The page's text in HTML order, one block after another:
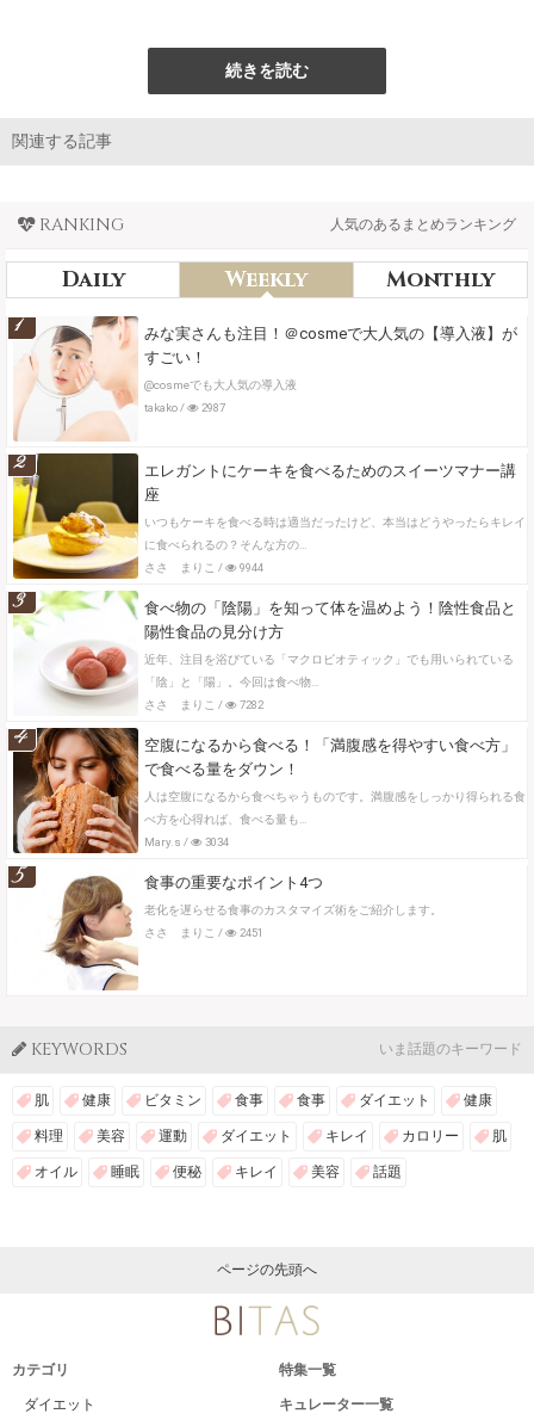
続きを読む
関連する記事
RANKING 人気のあるまとめランキング
Daily Weekly Monthly
1
みな実さんも注目！＠cosmeで大人気の【導入液】が
すごい！
@cosmeでも大人気の導入液
takako/ 2987
2
エレガントにケーキを食べるためのスイーツマナー講
座
いつもケーキを食べる時は適当だったけど、本当はどうやったらキレイ
に食べられるの？そんな方の…
ささ まりこ / 9944
3
食べ物の「陰陽」を知って体を温めよう！陰性食品と
陽性食品の見分け方
近年、注目を浴びている「マクロビオティック」でも用いられている
「陰」と「陽」。今回は食べ物…
ささ まりこ / 7282
4
空腹になるから食べる！「満腹感を得やすい食べ方」
で食べる量をダウン！
人は空腹になるから食べちゃうものです。満腹感をしっかり得られる食
べ方を心得れば、食べる量も…
Mary.s / 3034
5 食事の重要なポイント4つ
老化を遅らせる食事のカスタマイズ術をご紹介します。
ささ まりこ / 2451
KEYWORDS いま話題のキーワード
肌 健康 ビタミン 食事 食事 ダイエット 健康
料理 美容 運動 ダイエット キレイ カロリー 肌
オイル 睡眠 便秘 キレイ 美容 話題
ページの先頭へ
カテゴリ
ダイエット
特集一覧
キュレーター一覧